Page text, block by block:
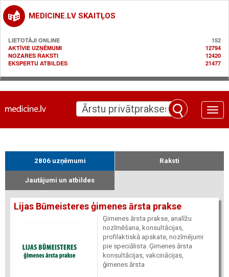
MEDICINE.LV SKAITĻOS
LIETOTĀJI ONLINE
152
AKTĪVIE UZŅĒMUMI
12794
NOZARES RAKSTI
12420
EKSPERTU ATBILDES
21477
Toggle
2806 uzņēmumi Raksti
Jautājumi un atbildes
Lijas Būmeisteres ģimenes ārsta prakse
Ģimenes ārsta prakse, analīžu
nozīmēšana, konsultācijas,
profilaktiskā apskate, nozīmējumi
pie speciālista. Ģimenes ārsta
konsultācijas, vakcinācijas,
ģimenes ārsta